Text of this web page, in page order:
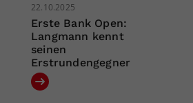
22.10.2025
Erste Bank Open:
Langmann kennt
seinen
Erstrundengegner